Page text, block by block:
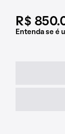
R$
Entenda se é